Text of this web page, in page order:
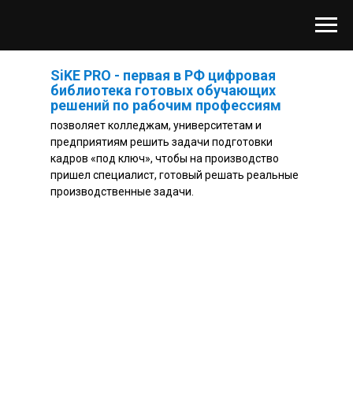
SiKE PRO - первая в РФ цифровая
библиотека готовых обучающих
решений по рабочим профессиям
позволяет колледжам, университетам и
предприятиям решить задачи подготовки
кадров «под ключ», чтобы на производство
пришел специалист, готовый решать реальные
производственные задачи.